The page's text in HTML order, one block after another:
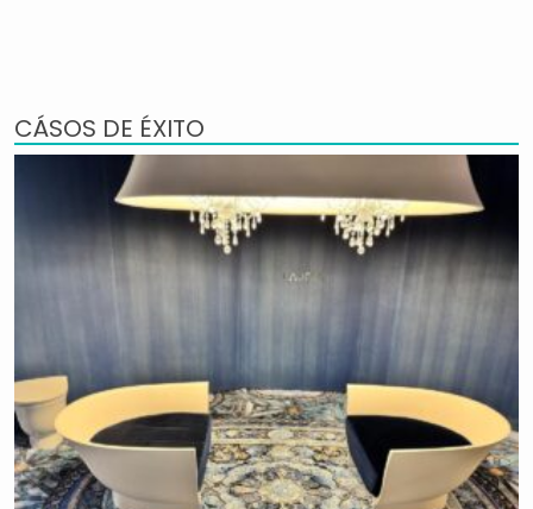
CÁSOS DE ÉXITO